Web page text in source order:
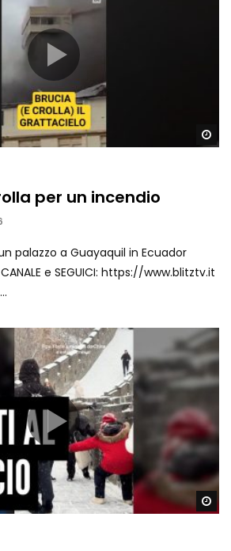
per un incendio
palazzo a Guayaquil in Ecuador
CANALE e SEGUICI: https://www.blitztv.it